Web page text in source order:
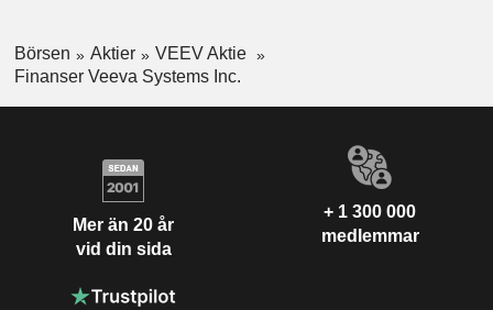
Börsen Aktier
VEEV Aktie
Finanser Veeva Systems Inc.
Mer än 20 år
vid din sida
+ 1 300 000
medlemmar